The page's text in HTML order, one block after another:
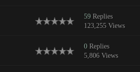
59Replies
123,255 Views
0Replies
5,806 Views